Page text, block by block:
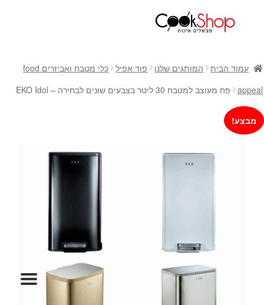
חנות
סירים
מחבתות
כלי הגשה ואירוח
גאדג'טס וכלי מטבח
המותגים שלנו
עמוד הבית המותגים שלנו פוד אפיל
כלי מטבח ואביזרים food
appeal
פח מעוצב למטבח 30 ליטר בצבעים שונים לבחירה – EKO Idol
מבצע!